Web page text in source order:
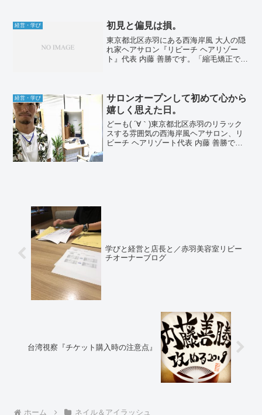
アスタイルやカラーリングをググれま
す。今みたいにスマホが普及す...
経営・学び 初見と偏見は損。
東京都北区赤羽にある西海岸風 大人の隠
れ家ヘアサロン『リビーチ ヘアリゾー
ト』代表 内藤 善勝です。「縮毛矯正でつ
では月曜は1週間の...
経営・学び
サロンオープンして初めて心から
嬉しく思えた日。
どーも( ´∀｀)東京都北区赤羽のリラック
スする雰囲気の西海岸風ヘアサロン、リ
ビーチ ヘアリゾート代表 内藤 善勝で
学びと経営と店長と／赤羽美容室リビー
チオーナーブログ
台湾視察『チケット購入時の注意点』
ホーム ネイル＆アイラッシュ